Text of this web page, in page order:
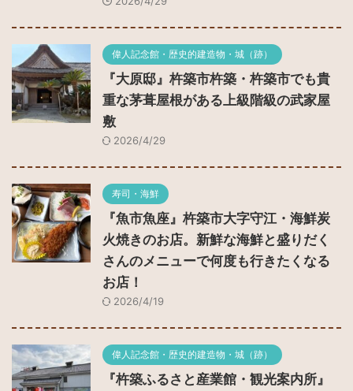
偉人記念館・歴史的建造物・城（跡）
『大原邸』杵築市杵築・杵築市でも貴
重な茅葺屋根がある上級階級の武家屋
敷
2026/4/29
寿司・海鮮
『魚市魚座』杵築市大字守江・海鮮炭
火焼きのお店。新鮮な海鮮と盛りだく
さんのメニューで何度も行きたくなる
お店！
2026/4/19
偉人記念館・歴史的建造物・城（跡）
『杵築ふるさと産業館・観光案内所』